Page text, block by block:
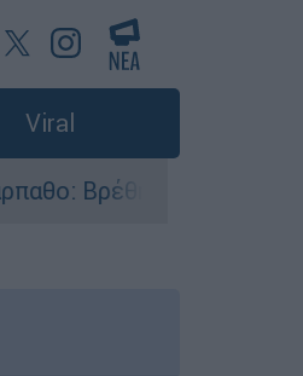
Viral
πυρομαχικά στο